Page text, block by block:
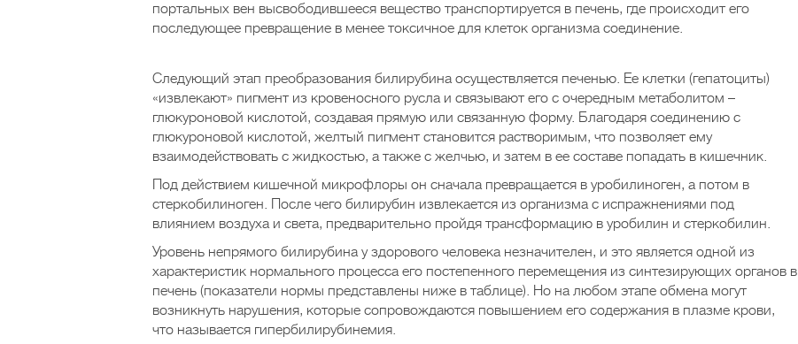
портальных вен высвободившееся вещество транспортируется в печень, где происходит его
последующее превращение в менее токсичное для клеток организма соединение.
Следующий этап преобразования билирубина осуществляется печенью. Ее клетки (гепатоциты)
«извлекают» пигмент из кровеносного русла и связывают его с очередным метаболитом –
глюкуроновой кислотой, создавая прямую или связанную форму. Благодаря соединению с
глюкуроновой кислотой, желтый пигмент становится растворимым, что позволяет ему
взаимодействовать с жидкостью, а также с желчью, и затем в ее составе попадать в кишечник.
Под действием кишечной микрофлоры он сначала превращается в уробилиноген, а потом в
стеркобилиноген. После чего билирубин извлекается из организма с испражнениями под
влиянием воздуха и света, предварительно пройдя трансформацию в уробилин и стеркобилин.
Уровень непрямого билирубина у здорового человека незначителен, и это является одной из
характеристик нормального процесса его постепенного перемещения из синтезирующих органов в
печень (показатели нормы представлены ниже в таблице). Но на любом этапе обмена могут
возникнуть нарушения, которые сопровождаются повышением его содержания в плазме крови,
что называется гипербилирубинемия.